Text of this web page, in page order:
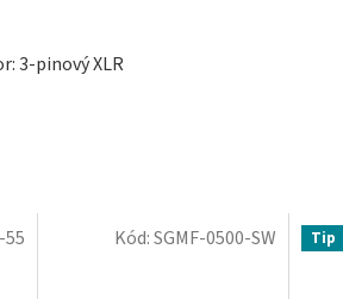
3-pinový XLR
55 Kód:SGMF-0500-SW Tip